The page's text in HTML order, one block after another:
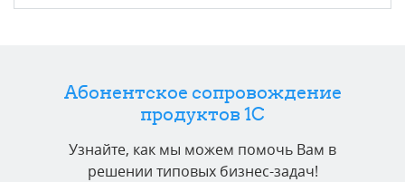
Абонентское сопровождение
продуктов 1C
Узнайте, как мы можем помочь Вам в
решении типовых бизнес-задач!